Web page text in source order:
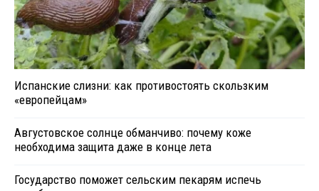
Испанские слизни: как противостоять скользким
«европейцам»
Августовское солнце обманчиво: почему коже
необходима защита даже в конце лета
Государство поможет сельским пекарям испечь